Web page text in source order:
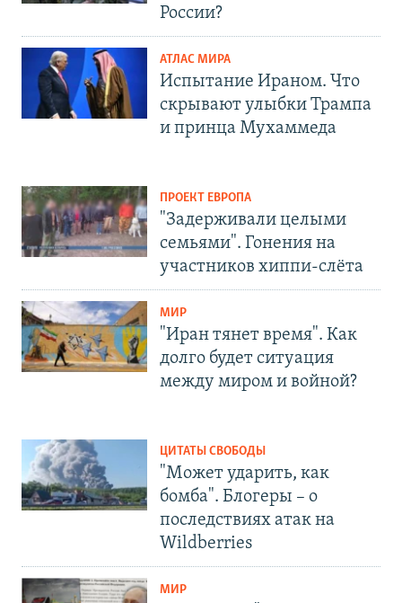
России?
АТЛАС МИРА
Испытание Ираном. Что
скрывают улыбки Трампа
и принца Мухаммеда
ПРОЕКТ ЕВРОПА
"Задерживали целыми
семьями". Гонения на
участников хиппи-слёта
МИР
"Иран тянет время". Как
долго будет ситуация
между миром и войной?
ЦИТАТЫ СВОБОДЫ
"Может ударить, как
бомба". Блогеры – о
последствиях атак на
Wildberries
МИР